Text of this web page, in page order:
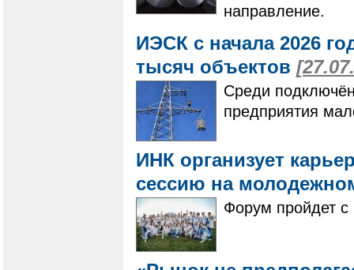
направление.
ИЭСК с начала 2026
тысяч объектов
Среди
предприятия
ИНК организует
сессию на
Форум пройдет с